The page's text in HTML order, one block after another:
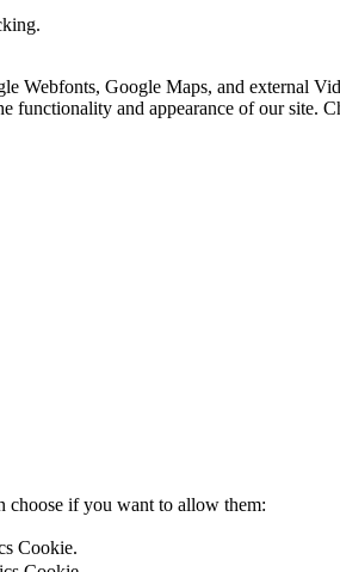
Webfonts, Google Maps, and external
functionality and appearance of our site.
choose if you want to allow them:
Cookie.